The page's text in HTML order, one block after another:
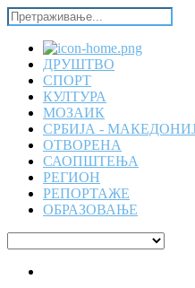
ДРУШТВО
СПОРТ
КУЛТУРА
МОЗАИК
СРБИЈА -
ОТВОРЕНА
САОПШТЕЊА
РЕГИОН
РЕПОРТАЖЕ
ОБРАЗОВАЊЕ